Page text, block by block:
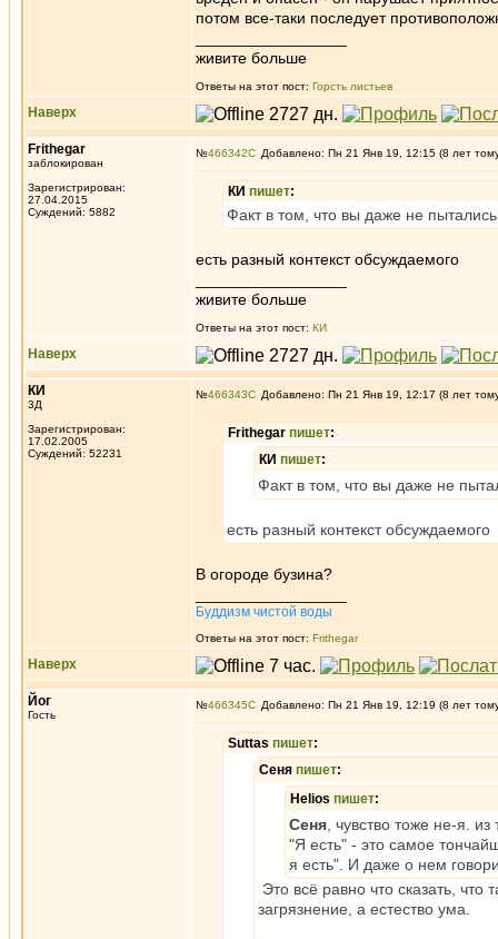
потом все-таки последует
живите больше
Ответы на этот пост: Горсть листьев
Наверх
Frithegar
заблокирован
Зарегистрирован:
27.04.2015
Суждений: 5882
№466342 Добавлено: Пн 21 Янв 19, 12:15 (8 лет
КИ пишет:
Факт в том, что вы даже не
есть разный контекст обсуждаемого
живите больше
Ответы на этот пост: КИ
Наверх
КИ
3Д
Зарегистрирован:
17.02.2005
Суждений: 52231
№466343 Добавлено: Пн 21 Янв 19, 12:17 (8 лет
Frithegar пишет:
КИ пишет:
Факт в том, что вы даже не
есть разный контекст обсуждаемого
В огороде бузина?
Буддизм чистой воды
Ответы на этот пост: Frithegar
Наверх
Йог
Гость
№466345 Добавлено: Пн 21 Янв 19, 12:19 (8 лет
Suttas пишет:
Сеня пишет:
Helios пишет:
Сеня , чувство тоже не-я.
"Я есть" - это самое
я есть". И даже о нем
Это всё равно что сказать, что
загрязнение, а естество ума.